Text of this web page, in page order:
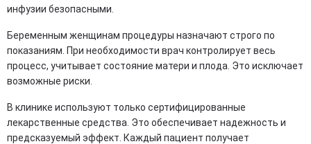
инфузии безопасными.
Беременным женщинам процедуры назначают строго по
показаниям. При необходимости врач контролирует весь
процесс, учитывает состояние матери и плода. Это исключает
возможные риски.
В клинике используют только сертифицированные
лекарственные средства. Это обеспечивает надежность и
предсказуемый эффект. Каждый пациент получает